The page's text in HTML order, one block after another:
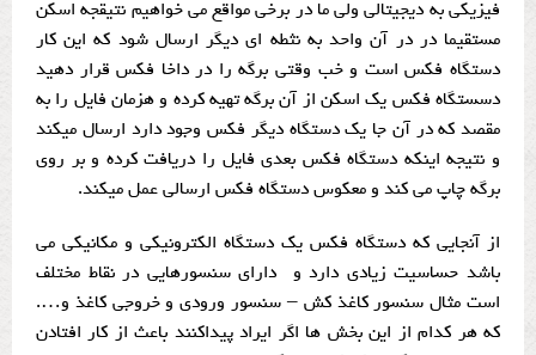
فیزیکی به دیجیتالی ولی ما در برخی مواقع می خواهیم نتیقجه اسکن
مستقیما در در آن واحد به نثطه ای دیگر ارسال شود که این کار
دستگاه فکس است و خب وقتی برگه را در داخا فکس قرار دهید
دسستگاه فکس یک اسکن از آن برگه تهیه کرده و هزمان فایل را به
مقصد که در آن جا یک دستگاه دیگر فکس وجود دارد ارسال میکند
و نتیجه اینکه دستگاه فکس بعدی فایل را دریافت کرده و بر روی
برگه چاپ می کند و معکوس دستگاه فکس ارسالی عمل میکند.
از آنجایی که دستگاه فکس یک دستگاه الکترونیکی و مکانیکی می
باشد حساسیت زیادی دارد و دارای سنسورهایی در نقاط مختلف
است مثال سنسور کاغذ کش – سنسور ورودی و خروجی کاغذ و….
که هر کدام از این بخش ها اگر ایراد پیداکنند باعث از کار افتادن